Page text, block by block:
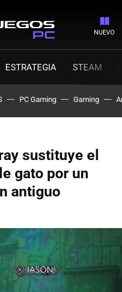
NUEVO
ESTRATEGIA STEAM
PC Gaming Gaming
sustituye el
gato por un
antiguo